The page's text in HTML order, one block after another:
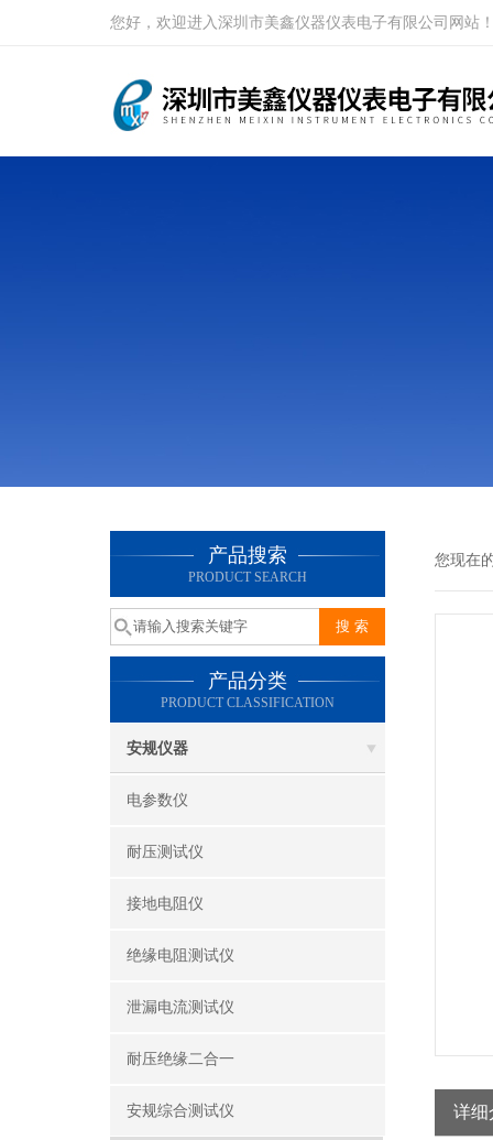
您好，欢迎进入深圳市美鑫仪器仪表电子有限公司网站
产品搜索
PRODUCT SEARCH
产品分类
PRODUCT CLASSIFICATION
安规仪器
电参数仪
耐压测试仪
接地电阻仪
绝缘电阻测试仪
泄漏电流测试仪
耐压绝缘二合一
安规综合测试仪
您现在
详细